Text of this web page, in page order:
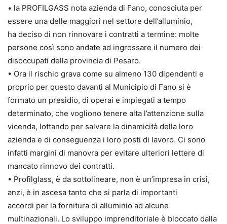
• la PROFILGASS nota azienda di Fano, conosciuta per
essere una delle maggiori nel settore dell’alluminio,
ha deciso di non rinnovare i contratti a termine: molte
persone così sono andate ad ingrossare il numero dei
disoccupati della provincia di Pesaro.
• Ora il rischio grava come su almeno 130 dipendenti e
proprio per questo davanti al Municipio di Fano si è
formato un presidio, di operai e impiegati a tempo
determinato, che vogliono tenere alta l’attenzione sulla
vicenda, lottando per salvare la dinamicità della loro
azienda e di conseguenza i loro posti di lavoro. Ci sono
infatti margini di manovra per evitare ulteriori lettere di
mancato rinnovo dei contratti.
• Profilglass, è da sottolineare, non è un’impresa in crisi,
anzi, è in ascesa tanto che si parla di importanti
accordi per la fornitura di alluminio ad alcune
multinazionali. Lo sviluppo imprenditoriale è bloccato dalla